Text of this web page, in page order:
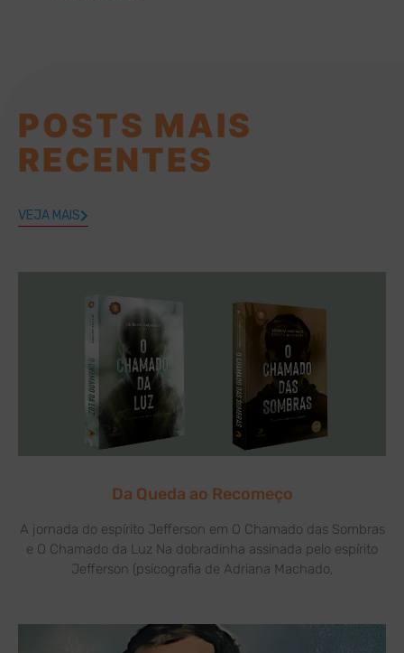
POSTS MAIS
RECENTES
VEJA MAIS
Da Queda ao Recomeço
A jornada do espírito Jefferson em O Chamado das Sombras
e O Chamado da Luz Na dobradinha assinada pelo espírito
Jefferson (psicografia de Adriana Machado,